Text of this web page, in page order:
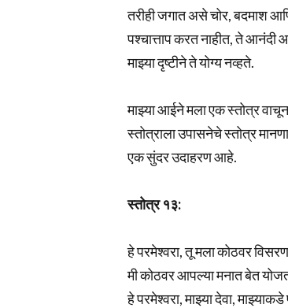
तरीही जगात असे चोर, बदमाश
पश्चात्ताप करत नाहीत, ते
माझ्या दृष्टीने ते योग्य नव्हते.
माझ्या आईने मला एक स्तोत्र
स्तोत्राला उपासनेचे स्तोत्र
एक सुंदर उदाहरण आहे.
स्तोत्र १३:
हे परमेश्वरा, तू मला कोठवर
मी कोठवर आपल्या मनात बेत
हे परमेश्वरा, माझ्या देवा,